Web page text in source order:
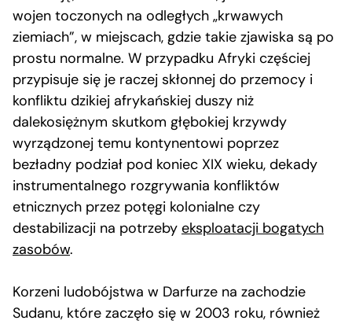
wojen toczonych na odległych „krwawych
ziemiach”, w miejscach, gdzie takie zjawiska są po
prostu normalne. W przypadku Afryki częściej
przypisuje się je raczej skłonnej do przemocy i
konfliktu dzikiej afrykańskiej duszy niż
dalekosiężnym skutkom głębokiej krzywdy
wyrządzonej temu kontynentowi poprzez
bezładny podział pod koniec XIX wieku, dekady
instrumentalnego rozgrywania konfliktów
etnicznych przez potęgi kolonialne czy
destabilizacji na potrzeby eksploatacji bogatych
zasobów.
Korzeni ludobójstwa w Darfurze na zachodzie
Sudanu, które zaczęło się w 2003 roku, również